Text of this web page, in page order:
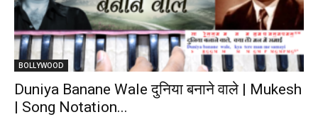
BOLLYWOOD
Duniya Banane Wale दुनिया बनाने वाले | Mukesh
| Song Notation...